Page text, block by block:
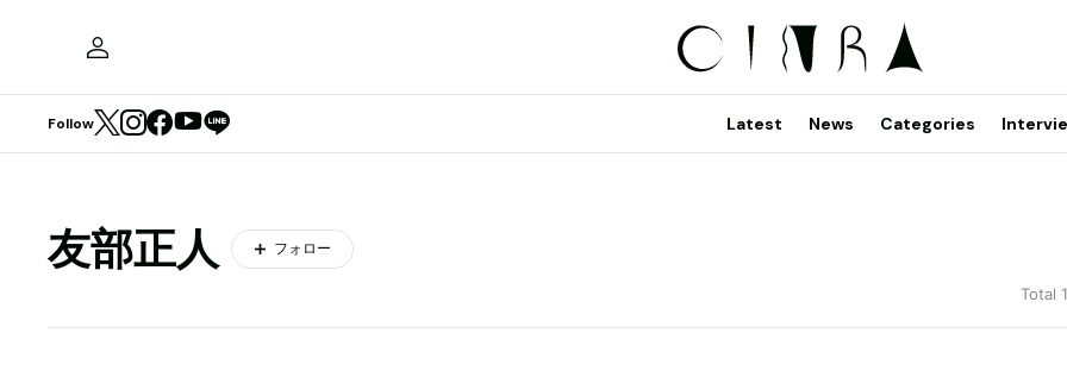
Follow Latest News Categories
友部正人 フォロー
Total